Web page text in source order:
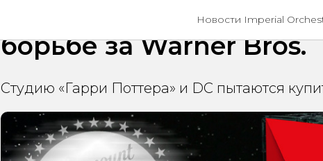
Новости Imperial
Paramount перебивает
борьбе за Warner Bros.
Студию «Гарри Поттера» и DC пытаются